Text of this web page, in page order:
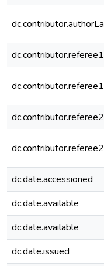
dc.contributor.referee1
dc.contributor.referee2
dc.date.accessioned
dc.date.available
dc.date.available
dc.date.issued